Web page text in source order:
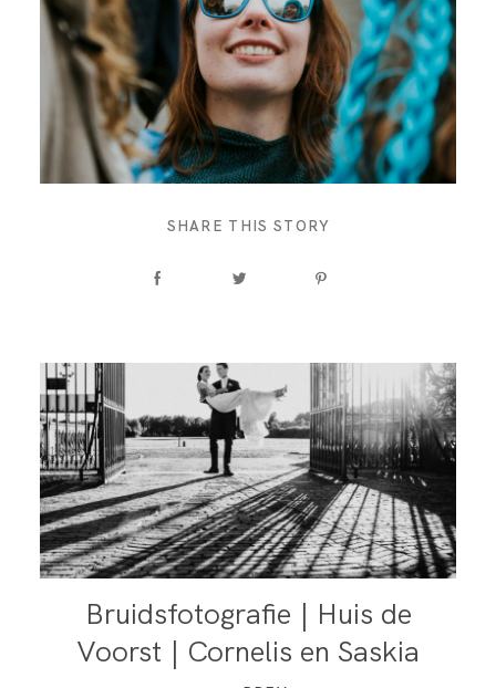
SHARE THIS STORY
Bruidsfotografie | Huis de
Voorst | Cornelis en Saskia